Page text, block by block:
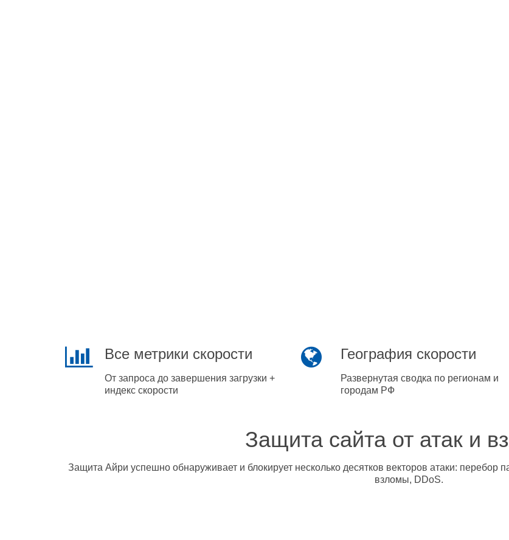
Все метрики скорости
От запроса до завершения загрузки +
индекс скорости
География скорости
Развернутая сводка по регионам и
городам РФ
Защита сайта от атак и
Защита Айри успешно обнаруживает и блокирует несколько десятков векторов атаки: перебор
взломы, DDoS.